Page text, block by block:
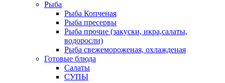
Рыба
Рыба Копченая
Рыба пресервы
Рыба прочие (закуски, икра,салаты,
водоросли)
Рыба свежемороженая, охлажденая
Готовые блюда
Салаты
СУПЫ